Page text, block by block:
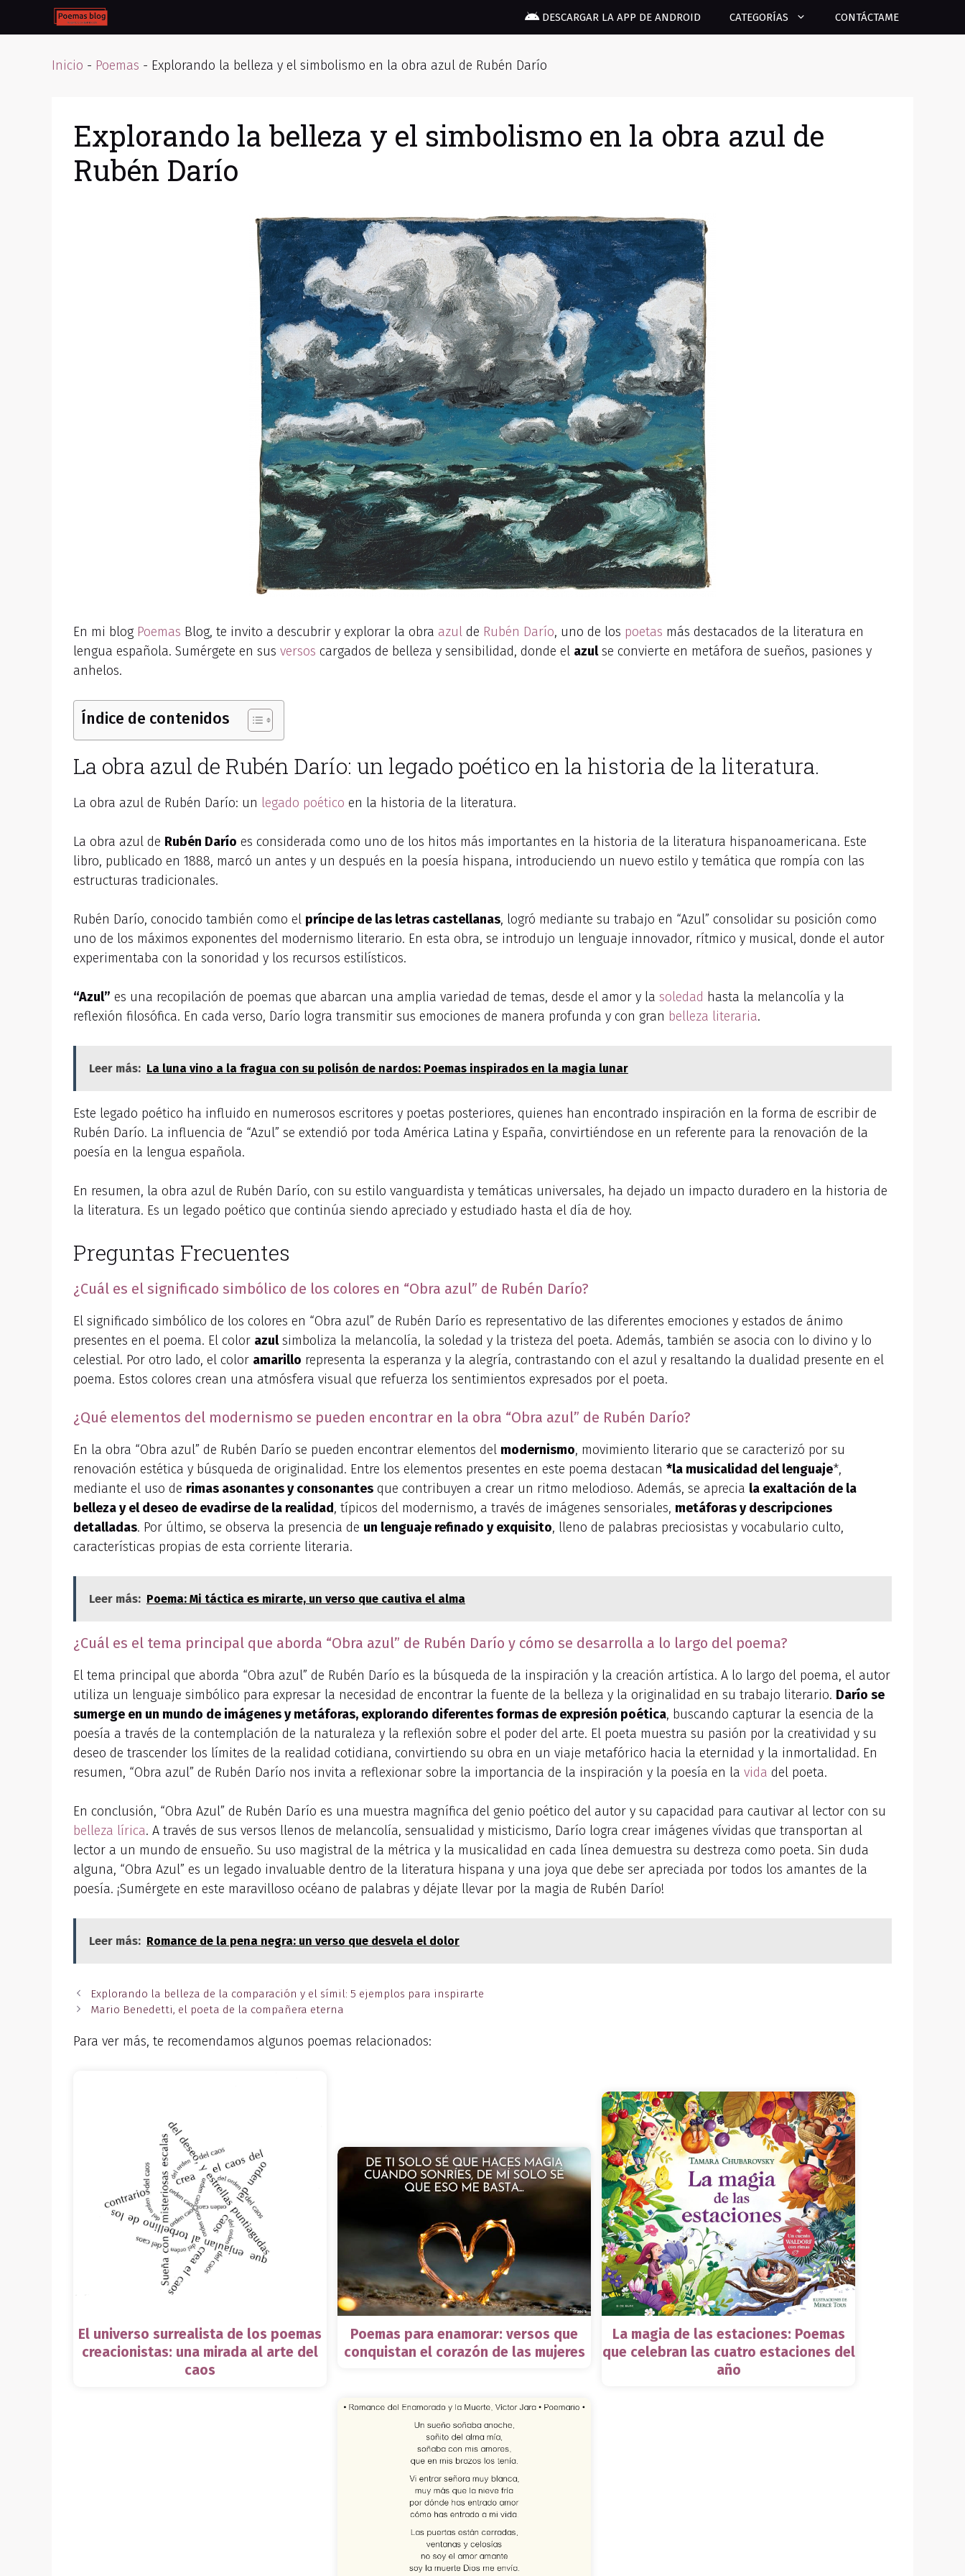
DESCARGAR LA APP DE ANDROID CATEGORÍAS CONTÁCTAME
Inicio - Poemas - Explorando la belleza y el simbolismo en la obra azul de Rubén Darío
Explorando la belleza y el simbolismo en la obra azul de
Rubén Darío
En mi blog Poemas Blog, te invito a descubrir y explorar la obra azul de Rubén Darío, uno de los poetas más destacados de la literatura en
lengua española. Sumérgete en sus versos cargados de belleza y sensibilidad, donde el azulse convierte en metáfora de sueños, pasiones y
anhelos.
Índice de contenidos
La obra azul de Rubén Darío: un legado poético en la historia de la literatura.
La obra azul de Rubén Darío: un legado poético en la historia de la literatura.
La obra azul de Rubén Darío es considerada como uno de los hitos más importantes en la historia de la literatura hispanoamericana. Este
libro, publicado en 1888, marcó un antes y un después en la poesía hispana, introduciendo un nuevo estilo y temática que rompía con las
estructuras tradicionales.
Rubén Darío, conocido también como el príncipe de las letras castellanas, logró mediante su trabajo en “Azul” consolidar su posición como
uno de los máximos exponentes del modernismo literario. En esta obra, se introdujo un lenguaje innovador, rítmico y musical, donde el autor
experimentaba con la sonoridad y los recursos estilísticos.
“Azul” es una recopilación de poemas que abarcan una amplia variedad de temas, desde el amor y la soledad hasta la melancolía y la
reflexión filosófica. En cada verso, Darío logra transmitir sus emociones de manera profunda y con gran belleza literaria.
Leer más: La luna vino a la fragua con su polisón de nardos: Poemas inspirados en la magia lunar
Este legado poético ha influido en numerosos escritores y poetas posteriores, quienes han encontrado inspiración en la forma de escribir de
Rubén Darío. La influencia de “Azul” se extendió por toda América Latina y España, convirtiéndose en un referente para la renovación de la
poesía en la lengua española.
En resumen, la obra azul de Rubén Darío, con su estilo vanguardista y temáticas universales, ha dejado un impacto duradero en la historia de
la literatura. Es un legado poético que continúa siendo apreciado y estudiado hasta el día de hoy.
Preguntas Frecuentes
¿Cuál es el significado simbólico de los colores en “Obra azul” de Rubén Darío?
El significado simbólico de los colores en “Obra azul” de Rubén Darío es representativo de las diferentes emociones y estados de ánimo
presentes en el poema. El color azulsimboliza la melancolía, la soledad y la tristeza del poeta. Además, también se asocia con lo divino y lo
celestial. Por otro lado, el color amarillo representa la esperanza y la alegría, contrastando con el azul y resaltando la dualidad presente en el
poema. Estos colores crean una atmósfera visual que refuerza los sentimientos expresados por el poeta.
¿Qué elementos del modernismo se pueden encontrar en la obra “Obra azul” de Rubén Darío?
En la obra “Obra azul” de Rubén Darío se pueden encontrar elementos del modernismo, movimiento literario que se caracterizó por su
renovación estética y búsqueda de originalidad. Entre los elementos presentes en este poema destacan *la musicalidad del lenguaje*,
mediante el uso de rimas asonantes y consonantes que contribuyen a crear un ritmo melodioso. Además, se aprecia la exaltación de la
belleza y el deseo de evadirse de la realidad, típicos del modernismo, a través de imágenes sensoriales, metáforas y descripciones
detalladas. Por último, se observa la presencia de un lenguaje refinado y exquisito, lleno de palabras preciosistas y vocabulario culto,
características propias de esta corriente literaria.
Leer más: Poema: Mi táctica es mirarte, un verso que cautiva el alma
¿Cuál es el tema principal que aborda “Obra azul” de Rubén Darío y cómo se desarrolla a lo largo del poema?
El tema principal que aborda “Obra azul” de Rubén Darío es la búsqueda de la inspiración y la creación artística. A lo largo del poema, el autor
utiliza un lenguaje simbólico para expresar la necesidad de encontrar la fuente de la belleza y la originalidad en su trabajo literario. Darío se
sumerge en un mundo de imágenes y metáforas, explorando diferentes formas de expresión poética, buscando capturar la esencia de la
poesía a través de la contemplación de la naturaleza y la reflexión sobre el poder del arte. El poeta muestra su pasión por la creatividad y su
deseo de trascender los límites de la realidad cotidiana, convirtiendo su obra en un viaje metafórico hacia la eternidad y la inmortalidad. En
resumen, “Obra azul” de Rubén Darío nos invita a reflexionar sobre la importancia de la inspiración y la poesía en la vida del poeta.
En conclusión, “Obra Azul” de Rubén Darío es una muestra magnífica del genio poético del autor y su capacidad para cautivar al lector con su
belleza lírica. A través de sus versos llenos de melancolía, sensualidad y misticismo, Darío logra crear imágenes vívidas que transportan al
lector a un mundo de ensueño. Su uso magistral de la métrica y la musicalidad en cada línea demuestra su destreza como poeta. Sin duda
alguna, “Obra Azul” es un legado invaluable dentro de la literatura hispana y una joya que debe ser apreciada por todos los amantes de la
poesía. ¡Sumérgete en este maravilloso océano de palabras y déjate llevar por la magia de Rubén Darío!
Leer más: Romance de la pena negra: un verso que desvela el dolor
Explorando la belleza de la comparación y el símil: 5 ejemplos para inspirarte
Mario Benedetti, el poeta de la compañera eterna
Para ver más, te recomendamos algunos poemas relacionados:
El universo surrealista de los poemas
creacionistas: una mirada al arte del
caos
Poemas para enamorar: versos que
conquistan el corazón de las mujeres
La magia de las estaciones: Poemas
que celebran las cuatro estaciones del
año